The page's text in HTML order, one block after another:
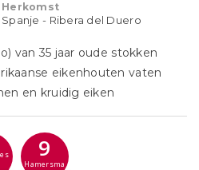
Herkomst
Spanje - Ribera del Duero
van 35 jaar oude stokken
eikenhouten vaten
en kruidig eiken
9
Hamersma